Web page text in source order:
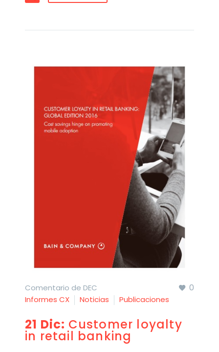
0
Comentario de DEC
Informes CX
Noticias Publicaciones
21 Dic: Customer loyalty
in retail banking